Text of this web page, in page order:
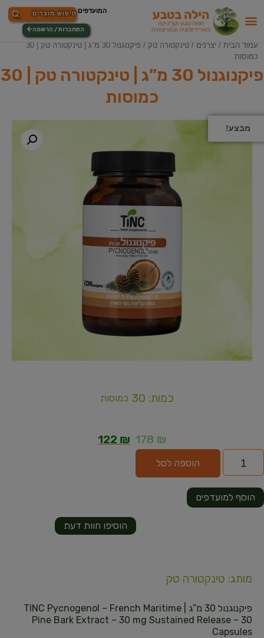
התחברות / הרשמה
עמוד הבית / יצרנים / טינקטורה טק
/ פיקנוגנול 30 מ”ג | טינקטורה טק | 30
כמוסות
פיקנוגנול 30 מ”ג | טינקטורה טק | 30
כמוסות
מבצע!
כמות: 30 כמוסות
178 ₪
122 ₪
הוספה לסל
הוסיפו חוות דעת
הוסף למועדפים
מותג: טינקטורה טק
פיקנוגנול 30 מ”ג | TINC Pycnogenol – French Maritime
Pine Bark Extract – 30 mg Sustained Release – 30
Capsules